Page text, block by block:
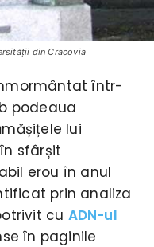
din Cracovia
într-
podeaua
lui
sfârșit
erou în anul
prin analiza
cu ADN-ul
în paginile